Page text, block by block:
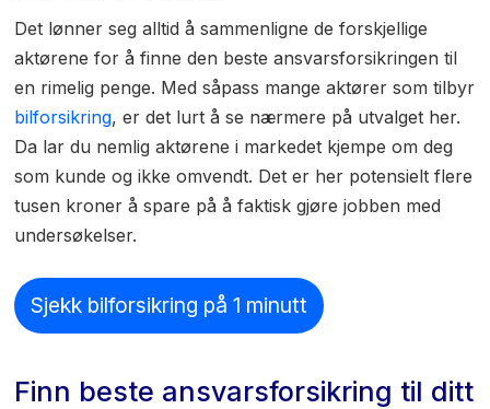
Det lønner seg alltid å sammenligne de forskjellige
aktørene for å finne den beste ansvarsforsikringen til
en rimelig penge. Med såpass mange aktører som tilbyr
bilforsikring, er det lurt å se nærmere på utvalget her.
Da lar du nemlig aktørene i markedet kjempe om deg
som kunde og ikke omvendt. Det er her potensielt flere
tusen kroner å spare på å faktisk gjøre jobben med
undersøkelser.
Sjekk bilforsikring på 1 minutt
Finn beste ansvarsforsikring til ditt